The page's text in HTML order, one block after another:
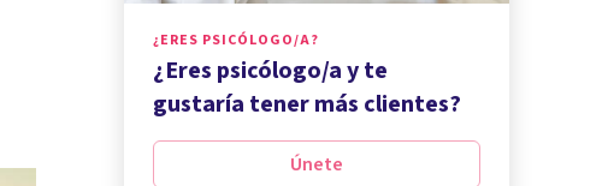
¿ERES PSICÓLOGO/A?
¿Eres psicólogo/a y te
gustaría tener más clientes?
Únete